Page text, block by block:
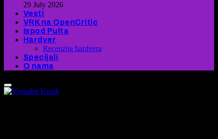
29 July 2026
Vesti
VRK na OpenCritic
Ispod Pulta
Hardver
Recenzija hardvera
Specijali
O nama